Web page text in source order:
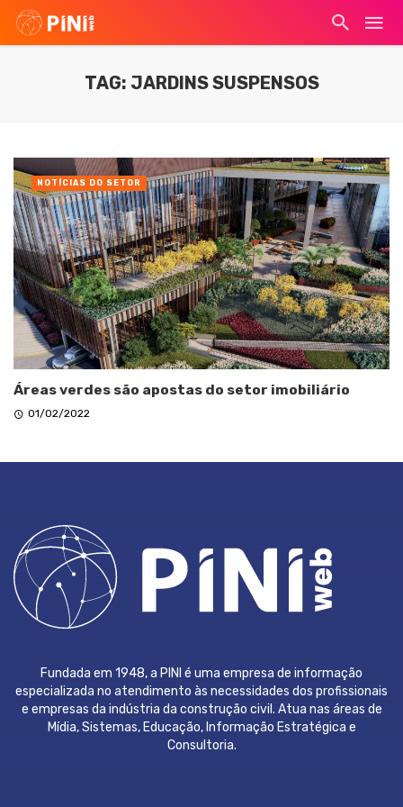
TAG: JARDINS SUSPENSOS
Áreas verdes são apostas do setor imobiliário
01/02/2022
NOTÍCIAS DO SETOR
Fundada em 1948, a PINI é uma empresa de informação
especializada no atendimento às necessidades dos profissionais
e empresas da indústria da construção civil. Atua nas áreas de
Mídia, Sistemas, Educação, Informação Estratégica e
Consultoria.